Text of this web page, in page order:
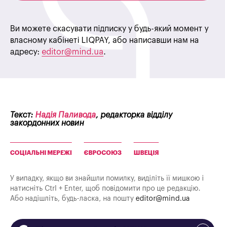
Ви можете скасувати підписку у будь-який момент у
власному кабінеті LIQPAY, або написавши нам на
адресу: editor@mind.ua.
Текст: Надія Паливода, редакторка відділу
закордонних новин
СОЦІАЛЬНІ МЕРЕЖІ ЄВРОСОЮЗ ШВЕЦІЯ
У випадку, якщо ви знайшли помилку, виділіть її мишкою і
натисніть Ctrl + Enter, щоб повідомити про це редакцію.
Або надішліть, будь-ласка, на пошту editor@mind.ua